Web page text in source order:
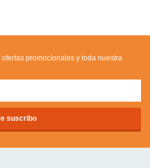
promocíonales y toda nuestra